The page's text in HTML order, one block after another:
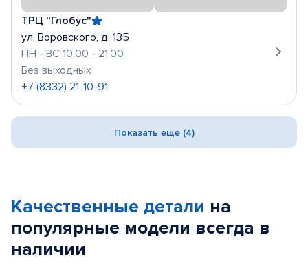
ТРЦ "Глобус"
ул. Воровского, д. 135
ПН - ВС 10:00 - 21:00
Без выходных
+7 (8332) 21-10-91
Показать еще (4)
Качественные детали на
популярные модели всегда в
наличии